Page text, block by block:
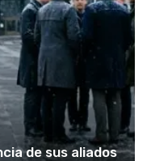
de sus aliados